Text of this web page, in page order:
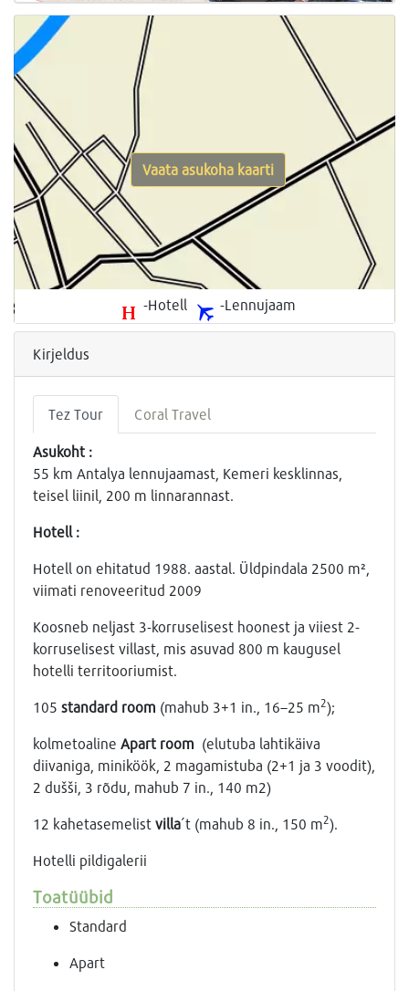
-Hotell -Lennujaam
Vaata asukoha kaarti
Kirjeldus
Tez Tour Coral Travel
Asukoht :
55 km Antalya lennujaamast, Kemeri kesklinnas,
teisel liinil, 200 m linnarannast.
Hotell :
Hotell on ehitatud 1988. aastal. Üldpindala 2500 m²,
viimati renoveeritud 2009
Koosneb neljast 3-korruselisest hoonest ja viiest 2-
korruselisest villast, mis asuvad 800 m kaugusel
hotelli territooriumist.
105 standard room (mahub 3+1 in., 16–25 m2);
kolmetoaline Аpart room (elutuba lahtikäiva
diivaniga, miniköök, 2 magamistuba (2+1 ja 3 voodit),
2 dušši, 3 rõdu, mahub 7 in., 140 m2)
12 kahetasemelist villa´t (mahub 8 in., 150 m2).
Hotelli pildigalerii
Toatüübid
Standard
Apart